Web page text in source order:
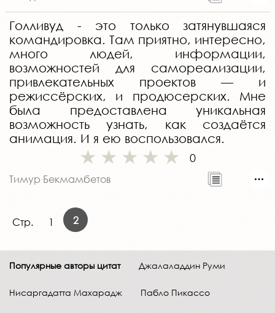
Голливуд - это только затянувшаяся
командировка. Там приятно, интересно,
много людей, информации,
возможностей для самореализации,
привлекательных проектов — и
режиссёрских, и продюсерских. Мне
была предоставлена уникальная
возможность узнать, как создаётся
анимация. И я ею воспользовался.
0
Тимур Бекмамбетов
Стр. 1 2
Популярные авторы цитат Джалаладдин Руми
Нисаргадатта Махарадж Пабло Пикассо